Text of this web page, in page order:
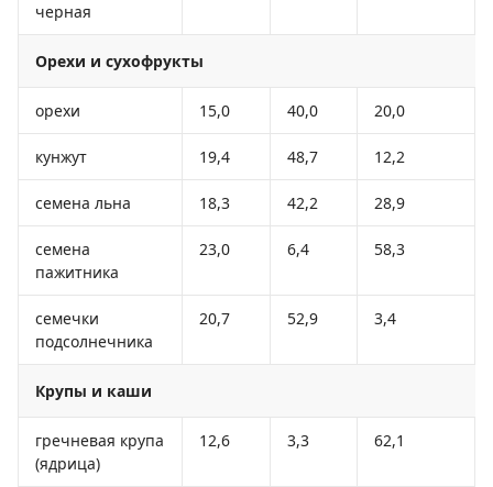
черная
Орехи и сухофрукты
орехи 15,0 40,0 20,0
кунжут 19,4 48,7 12,2
семена льна 18,3 42,2 28,9
семена
пажитника
23,0 6,4 58,3
семечки
подсолнечника
20,7 52,9 3,4
Крупы и каши
гречневая крупа
(ядрица)
12,6 3,3 62,1